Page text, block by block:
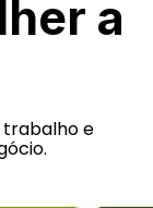
a
trabalho e